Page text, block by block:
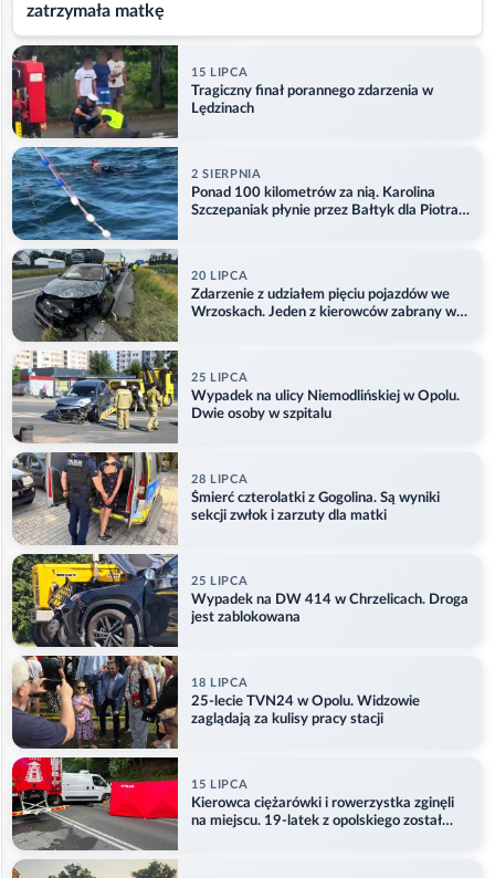
zatrzymała matkę
15 LIPCA
Tragiczny finał porannego zdarzenia w
Lędzinach
2 SIERPNIA
Ponad 100 kilometrów za nią. Karolina
Szczepaniak płynie przez Bałtyk dla Piotra.
20 LIPCA
Zdarzenie z udziałem pięciu pojazdów we
Wrzoskach. Jeden z kierowców zabrany w
25 LIPCA
Wypadek na ulicy Niemodlińskiej w Opolu.
Dwie osoby w szpitalu
28 LIPCA
Śmierć czterolatki z Gogolina. Są wyniki
sekcji zwłok i zarzuty dla matki
25 LIPCA
Wypadek na DW 414 w Chrzelicach. Droga
jest zablokowana
18 LIPCA
25-lecie TVN24 w Opolu. Widzowie
zaglądają za kulisy pracy stacji
15 LIPCA
Kierowca ciężarówki i rowerzystka zginęli
na miejscu. 19-latek z opolskiego został